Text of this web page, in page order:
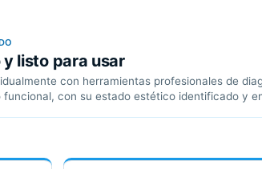
listo para usar
con herramientas profesionales de
con su estado estético identificado y